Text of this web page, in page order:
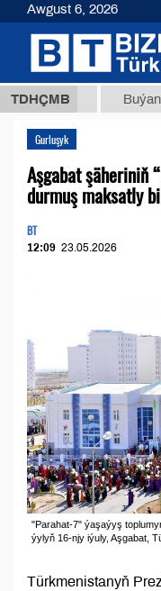
TDHÇMB
ТМТ Buýan
Gurluşyk
Aşgabat şäheriniň
durmuş maksatly
BT
12:09 23.05.2026
"Parahat-7" ýaşaýyş
ýylyň 16-njy iýuly, Aşgabat,
Türkmenistanyň
Awgust 6, 2026